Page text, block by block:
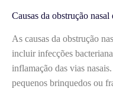
Causas da obstrução nasal
As causas da obstrução
incluir infecções
inflamação das vias
pequenos brinquedos ou